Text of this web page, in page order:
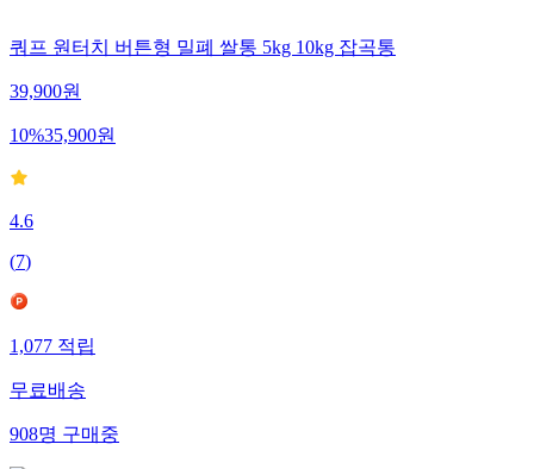
쿼프 원터치 버튼형 밀폐 쌀통 5kg 10kg 잡곡통
39,900원
10%35,900원
4.6
(7)
1,077적립
무료배송
908명구매중